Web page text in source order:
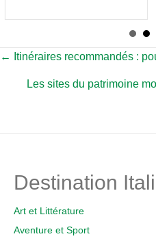
Posts
navigation
← Itinéraires recommandés :
Les sites du patrimoine
Destination
Art et Littérature
Aventure et Sport